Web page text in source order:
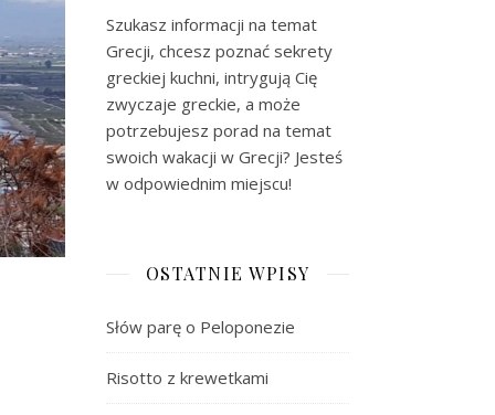
Szukasz informacji na temat
Grecji, chcesz poznać sekrety
greckiej kuchni, intrygują Cię
zwyczaje greckie, a może
potrzebujesz porad na temat
swoich wakacji w Grecji? Jesteś
w odpowiednim miejscu!
OSTATNIE WPISY
Słów parę o Peloponezie
Risotto z krewetkami